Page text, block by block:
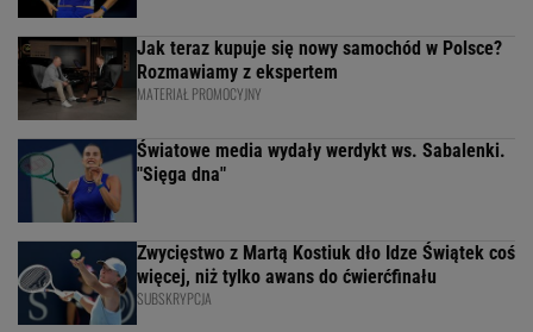
Jak teraz kupuje się nowy samochód w Polsce?
Rozmawiamy z ekspertem
MATERIAŁ PROMOCYJNY
Światowe media wydały werdykt ws. Sabalenki.
"Sięga dna"
Zwycięstwo z Martą Kostiuk dło Idze Świątek coś
więcej, niż tylko awans do ćwierćfinału
SUBSKRYPCJA